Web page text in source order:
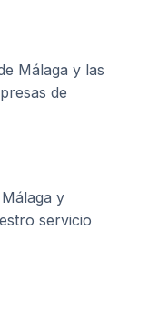
Málaga y las
de
Málaga y
servicio